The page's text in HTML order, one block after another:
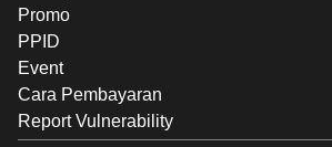
Promo
PPID
Event
Cara Pembayaran
Report Vulnerability